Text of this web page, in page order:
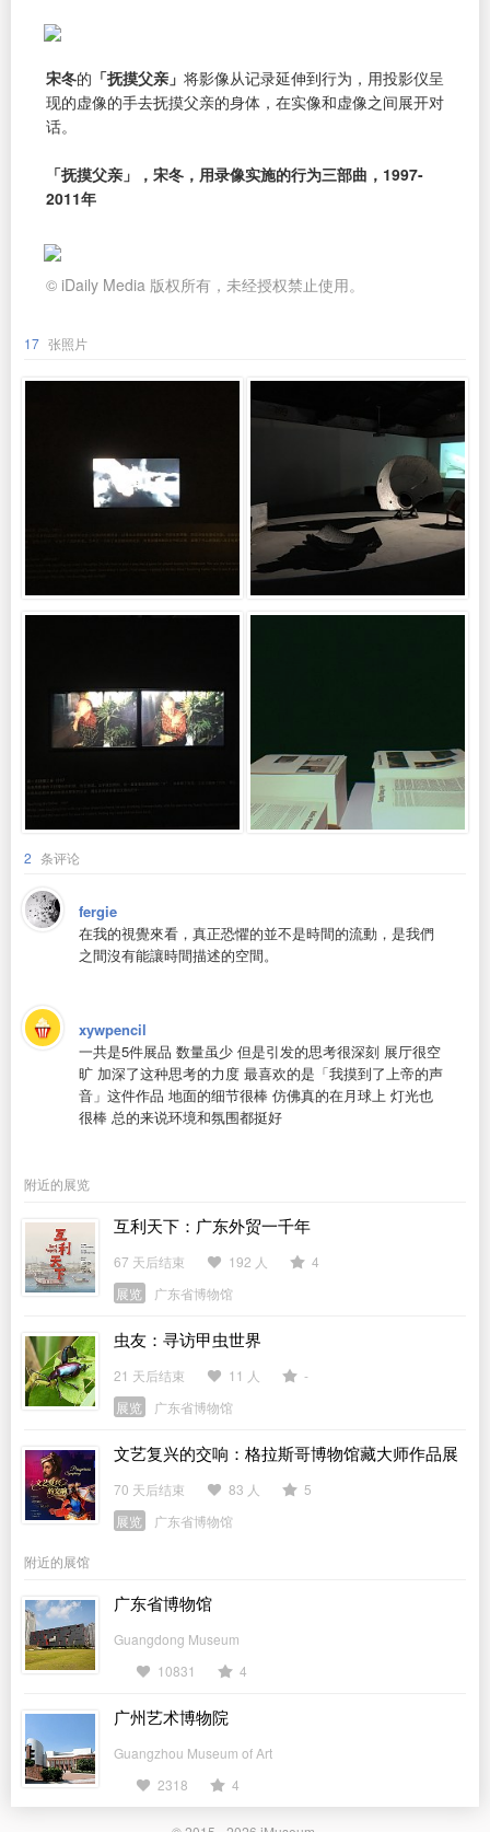
宋冬的 「抚摸父亲」 将影像从记录延伸到行为，用投影仪呈
现的虚像的手去抚摸父亲的身体，在实像和虚像之间展开对
话。
「抚摸父亲」，宋冬，用录像实施的行为三部曲，1997-
2011年
© iDaily Media 版权所有，未经授权禁止使用。
17 张照片
2 条评论
fergie
在我的視覺來看，真正恐懼的並不是時間的流動，是我們
之間沒有能讓時間描述的空間。
xywpencil
一共是5件展品 数量虽少 但是引发的思考很深刻 展厅很空
旷 加深了这种思考的力度 最喜欢的是「我摸到了上帝的声
音」这件作品 地面的细节很棒 仿佛真的在月球上 灯光也
很棒 总的来说环境和氛围都挺好
附近的展览
互利天下：广东外贸一千年
67 天后结束 192 人
4
展览
广东省博物馆
虫友：寻访甲虫世界
21 天后结束 11 人
-
展览
广东省博物馆
文艺复兴的交响：格拉斯哥博物馆藏大师作品展
70 天后结束 83 人
5
展览
广东省博物馆
附近的展馆
广东省博物馆
Guangdong Museum
10831
4
广州艺术博物院
Guangzhou Museum of Art
2318
4